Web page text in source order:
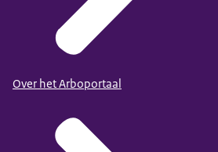
Over het Arboportaal